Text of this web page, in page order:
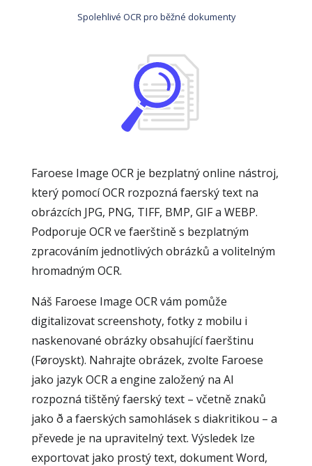
Spolehlivé OCR pro běžné dokumenty
Faroese Image OCR je bezplatný online nástroj,
který pomocí OCR rozpozná faerský text na
obrázcích JPG, PNG, TIFF, BMP, GIF a WEBP.
Podporuje OCR ve faerštině s bezplatným
zpracováním jednotlivých obrázků a volitelným
hromadným OCR.
Náš Faroese Image OCR vám pomůže
digitalizovat screenshoty, fotky z mobilu i
naskenované obrázky obsahující faerštinu
(Føroyskt). Nahrajte obrázek, zvolte Faroese
jako jazyk OCR a engine založený na AI
rozpozná tištěný faerský text – včetně znaků
jako ð a faerských samohlásek s diakritikou – a
převede je na upravitelný text. Výsledek lze
exportovat jako prostý text, dokument Word,